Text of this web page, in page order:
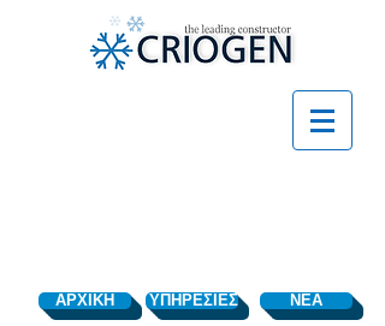
ΑΡΧΙΚΗ ΥΠΗΡΕΣΙΕΣ ΝΕΑ